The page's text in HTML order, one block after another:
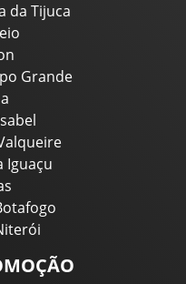
da Tijuca
Grande
Iguaçu